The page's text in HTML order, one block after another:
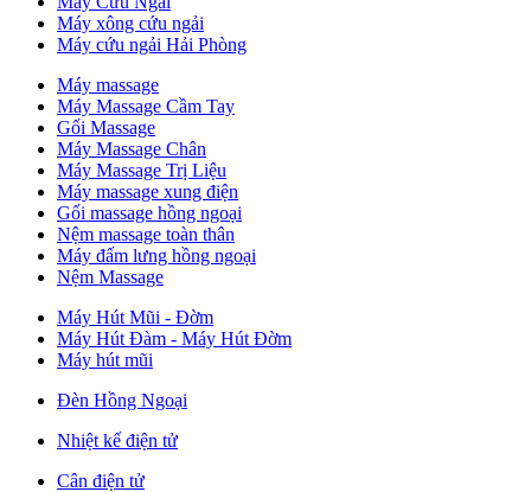
Máy xông cứu ngải
Máy cứu ngải Hải Phòng
Máy massage
Máy Massage Cầm Tay
Gối Massage
Máy Massage Chân
Máy Massage Trị Liệu
Máy massage xung điện
Gối massage hồng ngoại
Nệm massage toàn thân
Máy đấm lưng hồng ngoại
Nệm Massage
Máy Hút Mũi - Đờm
Máy Hút Đàm - Máy Hút Đờm
Máy hút mũi
Đèn Hồng Ngoại
Nhiệt kế điện tử
Cân điện tử